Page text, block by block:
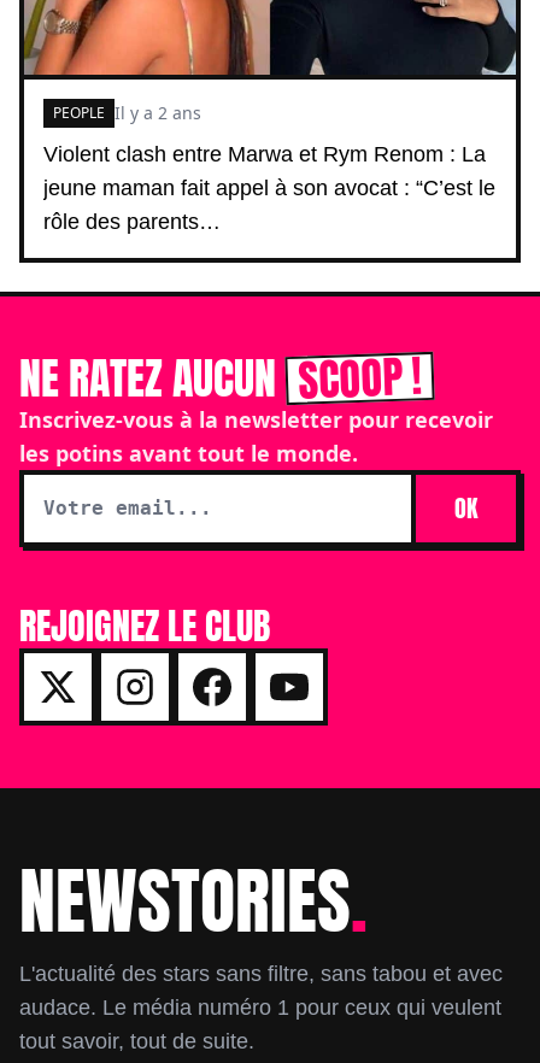
Violent clash entre Marwa et Rym Renom : La
jeune maman fait appel à son avocat : “C’est le
rôle des parents…
PEOPLE Il y a 2 ans
NE RATEZ AUCUNSCOOP !
Inscrivez-vous à la newsletter pour recevoir
les potins avant tout le monde.
OK
REJOIGNEZ LE CLUB
FooterNEWSTORIES.
L'actualité des stars sans filtre, sans tabou et avec
audace. Le média numéro 1 pour ceux qui veulent
tout savoir, tout de suite.